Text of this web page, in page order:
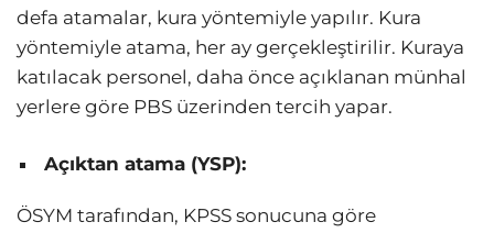
defa atamalar, kura yöntemiyle yapılır. Kura
yöntemiyle atama, her ay gerçekleştirilir. Kuraya
katılacak personel, daha önce açıklanan münhal
yerlere göre PBS üzerinden tercih yapar.
Açıktan atama (YSP):
ÖSYM tarafından, KPSS sonucuna göre